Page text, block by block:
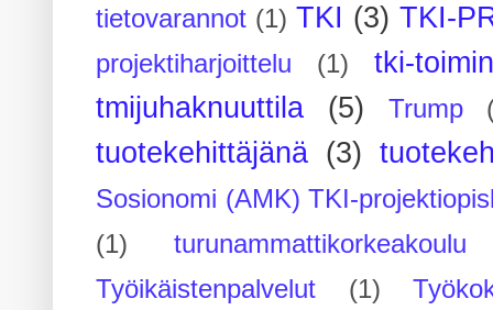
tietovarannot (1) TKI (3) TKI-
projektiharjoittelu (1)
tki-
tmijuhaknuuttila
(5) Trump
tuotekehittäjänä (3)
Sosionomi (AMK) TKI-
(1)
turunammattikorkeakoulu
Työikäistenpalvelut
(1)